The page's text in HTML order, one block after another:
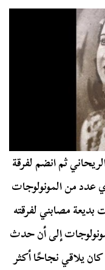
ثم انضم لفرقة
عدد من المونولوجات
بديعة مصابني لفرقته
إلى أن حدث
يلاقي نجاحًا أكثر